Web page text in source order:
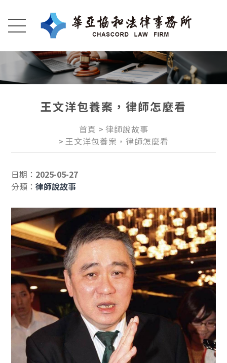
王文洋包養案，律師怎麼看
首頁
律師說故事
王文洋包養案，律師怎麼看
日期： 2025-05-27
分類：律師說故事